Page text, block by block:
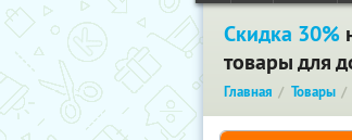
Скидка 30%
товары для
Главная Товары